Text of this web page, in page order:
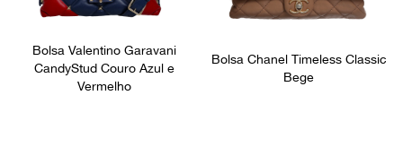
Bolsa Valentino Garavani
CandyStud Couro Azul e
Vermelho
Bolsa Chanel Timeless Classic
Bege